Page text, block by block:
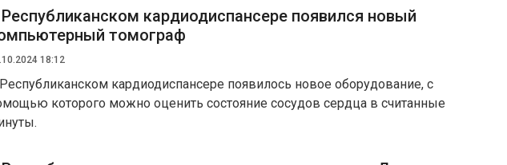
кардиодиспансере появился новый
томограф
18:12
кардиодиспансере появилось новое оборудование, с
которого можно оценить состояние сосудов сердца в считанные